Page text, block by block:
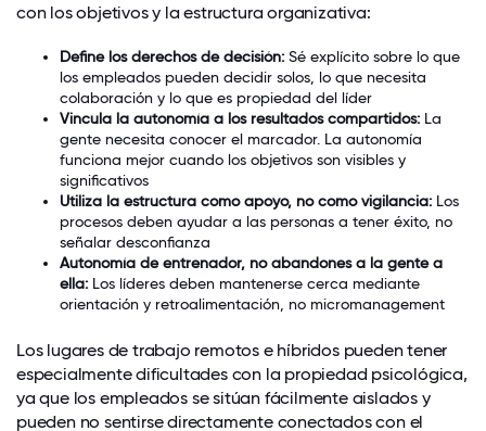
con los objetivos y la estructura organizativa:
Define los derechos de decisión: Sé explícito sobre lo que
los empleados pueden decidir solos, lo que necesita
colaboración y lo que es propiedad del líder
Vincula la autonomía a los resultados compartidos: La
gente necesita conocer el marcador. La autonomía
funciona mejor cuando los objetivos son visibles y
significativos
Utiliza la estructura como apoyo, no como vigilancia: Los
procesos deben ayudar a las personas a tener éxito, no
señalar desconfianza
Autonomía de entrenador, no abandones a la gente a
ella: Los líderes deben mantenerse cerca mediante
orientación y retroalimentación, no micromanagement
Los lugares de trabajo remotos e híbridos pueden tener
especialmente dificultades con la propiedad psicológica,
ya que los empleados se sitúan fácilmente aislados y
pueden no sentirse directamente conectados con el